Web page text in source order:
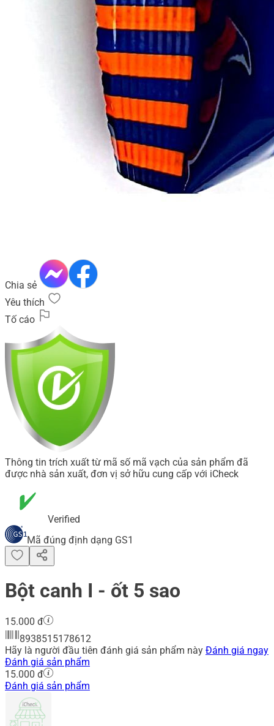
Chia sẻ
Yêu thích
Tố cáo
Thông tin trích xuất từ mã số mã vạch của sản phẩm đã
được nhà sản xuất, đơn vị sở hữu cung cấp với iCheck
Verified
Mã đúng định dạng GS1
Bột canh I - ốt 5 sao
15.000 đ
8938515178612
Hãy là người đầu tiên đánh giá sản phẩm này Đánh giá ngay
Đánh giá sản phẩm
15.000 đ
Đánh giá sản phẩm